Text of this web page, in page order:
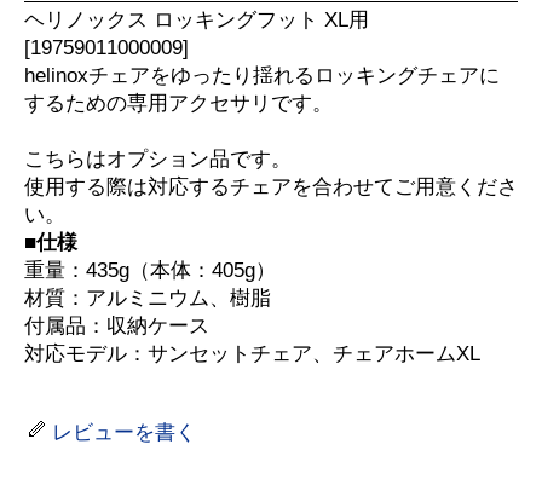
ヘリノックス ロッキングフット XL用
[19759011000009]
helinoxチェアをゆったり揺れるロッキングチェアに
するための専用アクセサリです。
こちらはオプション品です。
使用する際は対応するチェアを合わせてご用意くださ
い。
■仕様
重量：435g（本体：405g）
材質：アルミニウム、樹脂
付属品：収納ケース
対応モデル：サンセットチェア、チェアホームXL
レビューを書く